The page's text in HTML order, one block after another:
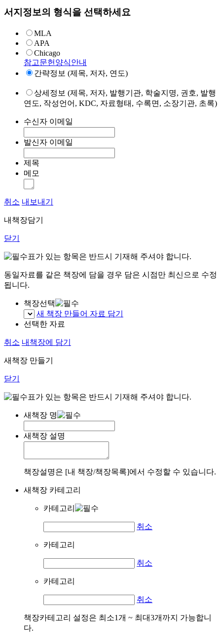
서지정보의 형식을 선택하세요
MLA
APA
Chicago
참고문헌양식안내
간략정보 (제목, 저자, 연도)
상세정보 (제목, 저자, 발행기관, 학술지명, 권호, 발행
연도, 작성언어, KDC, 자료형태, 수록면, 소장기관, 초록)
수신자 이메일
발신자 이메일
제목
메모
취소 내보내기
내책장담기
닫기
표가 있는 항목은 반드시 기재해 주셔야 합니다.
동일자료를 같은 책장에 담을 경우 담은 시점만 최신으로 수정
됩니다.
책장선택
새 책장 만들어 자료 담기
선택한 자료
취소 내책장에 담기
새책장 만들기
닫기
표가 있는 항목은 반드시 기재해 주셔야 합니다.
새책장 명
새책장 설명
책장설명은 [내 책장/책장목록]에서 수정할 수 있습니다.
새책장 카테고리
카테고리
취소
카테고리
취소
카테고리
취소
책장카테고리 설정은 최소1개 ~ 최대3개까지 가능합니
다.